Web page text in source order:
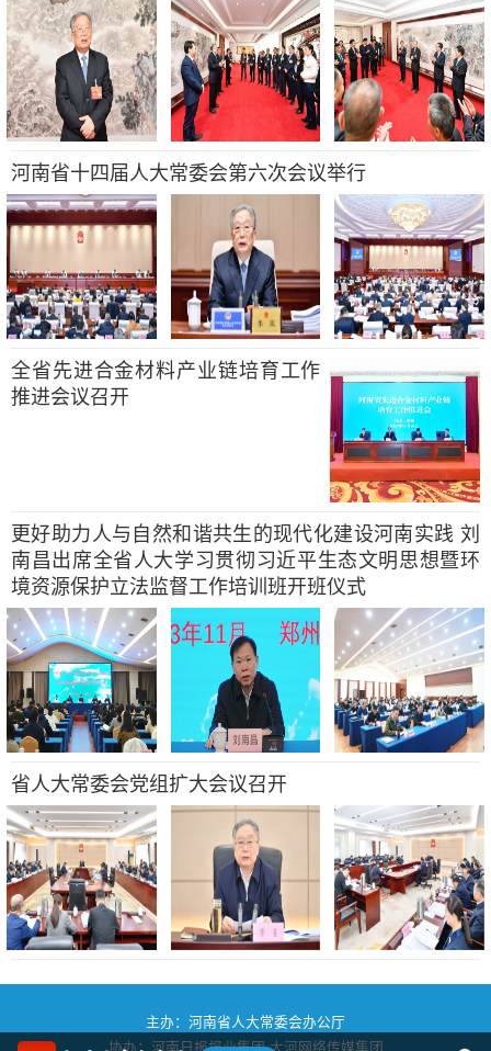
河南省十四届人大常委会第六次会议举行
全省先进合金材料产业链培育工作
推进会议召开
更好助力人与自然和谐共生的现代化建设河南实践 刘
南昌出席全省人大学习贯彻习近平生态文明思想暨环
境资源保护立法监督工作培训班开班仪式
省人大常委会党组扩大会议召开
主办：河南省人大常委会办公厅
协办：河南日报报业集团大河网络传媒集团